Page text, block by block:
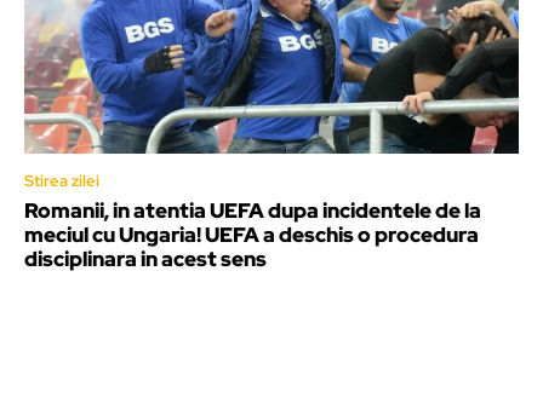
Stirea zilei
Romanii, in atentia UEFA dupa incidentele de la
meciul cu Ungaria! UEFA a deschis o procedura
disciplinara in acest sens